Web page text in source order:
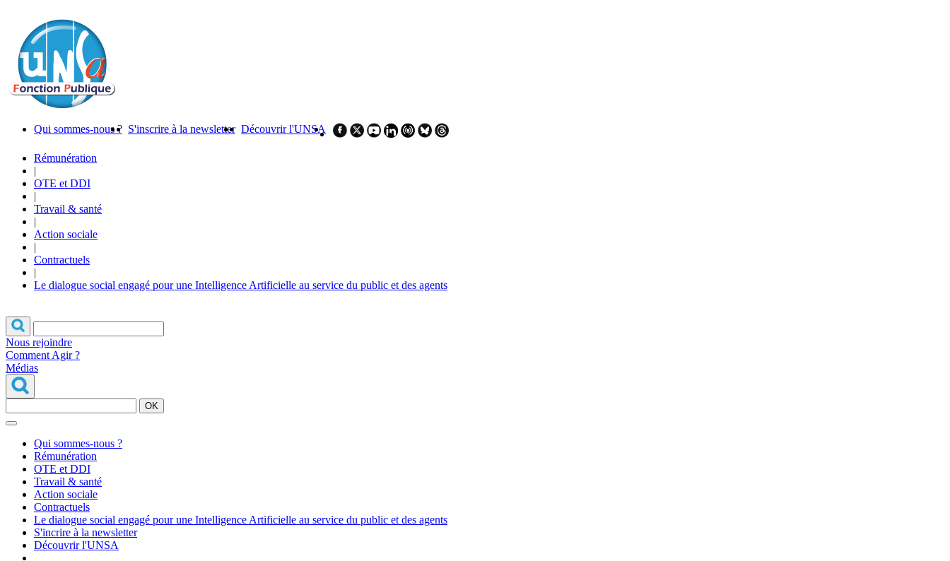
Qui sommes-nous ? S'inscrire à la newsletter Découvrir l'UNSA
Rémunération
|
OTE et DDI
|
Travail & santé
|
Action sociale
|
Contractuels
|
Le dialogue social engagé pour une Intelligence Artificielle au service du public et des agents
Nous rejoindre
Comment Agir ?
Médias
OK
Qui sommes-nous ?
Rémunération
OTE et DDI
Travail & santé
Action sociale
Contractuels
Le dialogue social engagé pour une Intelligence Artificielle au service du public et des agents
S'incrire à la newsletter
Découvrir l'UNSA